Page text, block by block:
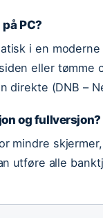
PC?
i en
eller tømme
direkte (DNB –
og fullversjon?
mindre
utføre alle